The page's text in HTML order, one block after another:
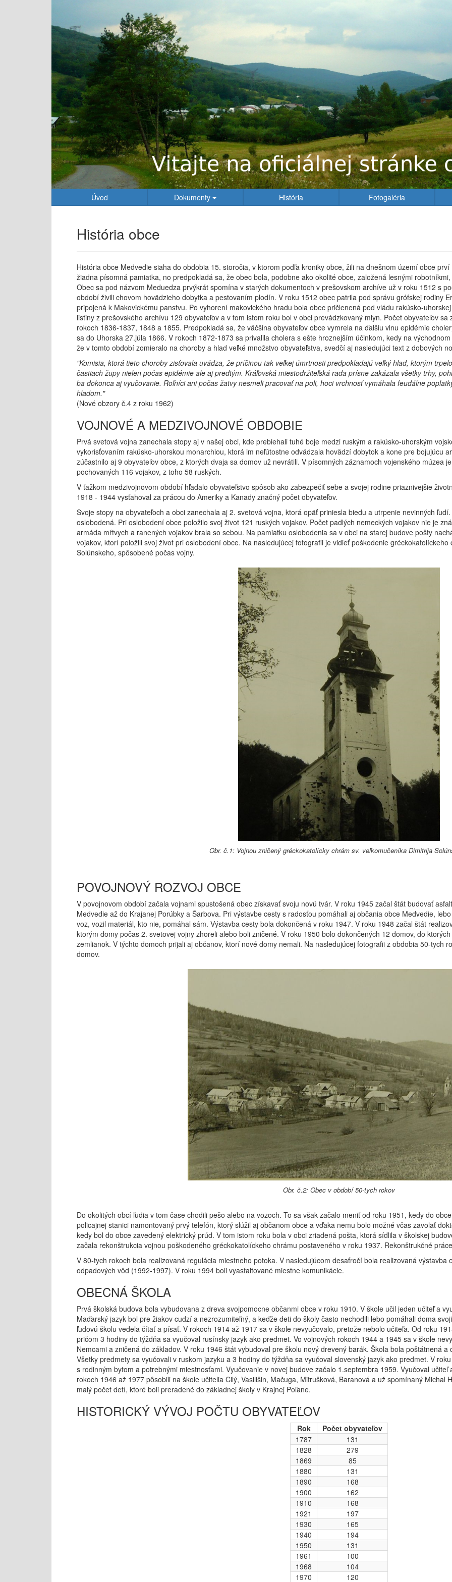
Úvod Dokumenty História Fotogaléria
História obce
História obce Medvedie siaha do obdobia 15. storočia, v ktorom podľa kroniky obce, žili na dnešnom území obce
žiadna písomná pamiatka, no predpokladá sa, že obec bola, podobne ako okolité obce, založená lesnými
Obec sa pod názvom Meduedza prvýkrát spomína v starých dokumentoch v prešovskom archíve už v roku 1512 s
období živili chovom hovädzieho dobytka a pestovaním plodín. V roku 1512 obec patrila pod správu grófskej rodiny
pripojená k Makovickému panstvu. Po vyhorení makovického hradu bola obec pričlenená pod vládu rakúsko-
listiny z prešovského archívu 129 obyvateľov a v tom istom roku bol v obci prevádzkovaný mlyn. Počet obyvateľov
rokoch 1836-1837, 1848 a 1855. Predpokladá sa, že väčšina obyvateľov obce vymrela na ďalšiu vlnu epidémie
sa do Uhorska 27.júla 1866. V rokoch 1872-1873 sa privalila cholera s ešte hroznejším účinkom, kedy na
že v tomto období zomieralo na choroby a hlad veľké množstvo obyvateľstva, svedčí aj nasledujúci text z dobových
"Komisia, ktorá tieto choroby zisťovala uvádza, že príčinou tak veľkej úmrtnosti predpokladajú veľký hlad, ktorým
častiach župy nielen počas epidémie ale aj predtým. Kráľovská miestodržiteľská rada prísne zakázala všetky trhy,
ba dokonca aj vyučovanie. Roľníci ani počas žatvy nesmeli pracovať na poli, hoci vrchnosť vymáhala feudálne
hladom."
(Nové obzory č.4 z roku 1962)
VOJNOVÉ A MEDZIVOJNOVÉ OBDOBIE
Prvá svetová vojna zanechala stopy aj v našej obci, kde prebiehali tuhé boje medzi ruským a rakúsko-uhorským
vykorisťovaním rakúsko-uhorskou monarchiou, ktorá im neľútostne odvádzala hovädzí dobytok a kone pre bojujúcu
zúčastnilo aj 9 obyvateľov obce, z ktorých dvaja sa domov už nevrátili. V písomných záznamoch vojenského múzea
pochovaných 116 vojakov, z toho 58 ruských.
V ťažkom medzivojnovom období hľadalo obyvateľstvo spôsob ako zabezpečiť sebe a svojej rodine priaznivejšie
1918 - 1944 vysťahoval za prácou do Ameriky a Kanady značný počet obyvateľov.
Svoje stopy na obyvateľoch a obci zanechala aj 2. svetová vojna, ktorá opäť priniesla biedu a utrpenie nevinných
oslobodená. Pri oslobodení obce položilo svoj život 121 ruských vojakov. Počet padlých nemeckých vojakov nie je
armáda mŕtvych a ranených vojakov brala so sebou. Na pamiatku oslobodenia sa v obci na starej budove pošty
vojakov, ktorí položili svoj život pri oslobodení obce. Na nasledujúcej fotografii je vidieť poškodenie
Solúnskeho, spôsobené počas vojny.
Obr. č.1: Vojnou zničený gréckokatolícky chrám sv. veľkomučeníka Dimitrija
POVOJNOVÝ ROZVOJ OBCE
V povojnovom období začala vojnami spustošená obec získavať svoju novú tvár. V roku 1945 začal štát budovať
Medvedie až do Krajanej Porúbky a Šarbova. Pri výstavbe cesty s radosťou pomáhali aj občania obce Medvedie,
voz, vozil materiál, kto nie, pomáhal sám. Výstavba cesty bola dokončená v roku 1947. V roku 1948 začal štát
ktorým domy počas 2. svetovej vojny zhoreli alebo boli zničené. V roku 1950 bolo dokončených 12 domov, do
zemlianok. V týchto domoch prijali aj občanov, ktorí nové domy nemali. Na nasledujúcej fotografii z obdobia 50-tych
domov.
Obr. č.2: Obec v období 50-tych rokov
Do okolitých obcí ľudia v tom čase chodili pešo alebo na vozoch. To sa však začalo meniť od roku 1951, kedy do
policajnej stanici namontovaný prvý telefón, ktorý slúžil aj občanom obce a vďaka nemu bolo možné včas zavolať
kedy bol do obce zavedený elektrický prúd. V tom istom roku bola v obci zriadená pošta, ktorá sídlila v školskej
začala rekonštrukcia vojnou poškodeného gréckokatolíckeho chrámu postaveného v roku 1937. Rekonštrukčné
V 80-tych rokoch bola realizovaná regulácia miestneho potoka. V nasledujúcom desaťročí bola realizovaná výstavba
odpadových vôd (1992-1997). V roku 1994 boli vyasfaltované miestne komunikácie.
OBECNÁ ŠKOLA
Prvá školská budova bola vybudovana z dreva svojpomocne občanmi obce v roku 1910. V škole učil jeden učiteľ a
Maďarský jazyk bol pre žiakov cudzí a nezrozumiteľný, a keďže deti do školy často nechodili lebo pomáhali doma
ľudovú školu vedela čítať a písať. V rokoch 1914 až 1917 sa v škole nevyučovalo, pretože nebolo učiteľa. Od roku
pričom 3 hodiny do týždňa sa vyučoval rusínsky jazyk ako predmet. Vo vojnových rokoch 1944 a 1945 sa v škole
Nemcami a zničená do základov. V roku 1946 štát vybudoval pre školu nový drevený barák. Škola bola poštátnená
Všetky predmety sa vyučovali v ruskom jazyku a 3 hodiny do týždňa sa vyučoval slovenský jazyk ako predmet. V
s rodinným bytom a potrebnými miestnosťami. Vyučovanie v novej budove začalo 1.septembra 1959. Vyučoval
rokoch 1946 až 1977 pôsobili na škole učitelia Cilý, Vasilišin, Mačuga, Mitrušková, Baranová a už spomínaný Michal
malý počet detí, ktoré boli preradené do základnej školy v Krajnej Poľane.
HISTORICKÝ VÝVOJ POČTU OBYVATEĽOV
Rok
Počet obyvateľov
1787
131
1828
279
1869
85
1880
131
1890
168
1900
162
1910
168
1921
197
1930
165
1940
194
1950
131
1961
100
1968
104
1970
120